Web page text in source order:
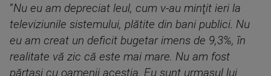
”Nu eu am depreciat leul, cum v-au minţit ieri la
televiziunile sistemului, plătite din bani publici. Nu
eu am creat un deficit bugetar imens de 9,3%, în
realitate vă zic că este mai mare. Nu am fost
părtaşi cu oamenii aceştia. Eu sunt urmaşul lui